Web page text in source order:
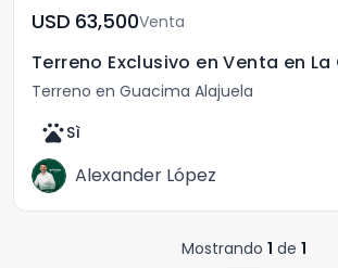
USD	63,500Venta
Terreno en Guacima Alajuela
petsSì
Alexander López
Mostrando 1 de 1